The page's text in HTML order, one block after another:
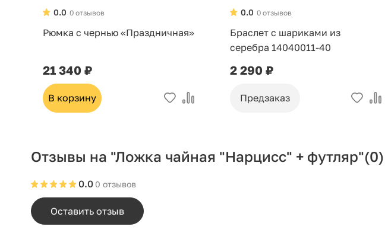
0 отзывов
0.0
Рюмка с чернью «Праздничная»
21 340 ₽
В корзину
0 отзывов
0.0
Браслет с шариками из
серебра 14040011-40
2 290 ₽
Предзаказ
Отзывы на "Ложка чайная "Нарцисс" + футляр"(0)
0 отзывов
0.0
Оставить отзыв